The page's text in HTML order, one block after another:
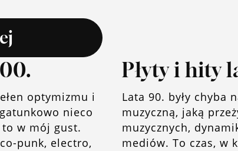
optymizmu i
nieco
w mój gust.
punk, electro,
Płyty i hity
Lata 90. były chyba
muzyczną, jaką
muzycznych,
mediów. To czas, w